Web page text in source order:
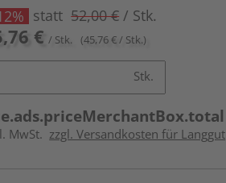
statt 52,00 € / Stk.
€ / Stk. (45,76 € / Stk.)
Stk.
MwSt. zzgl. Versandkosten für Langgut